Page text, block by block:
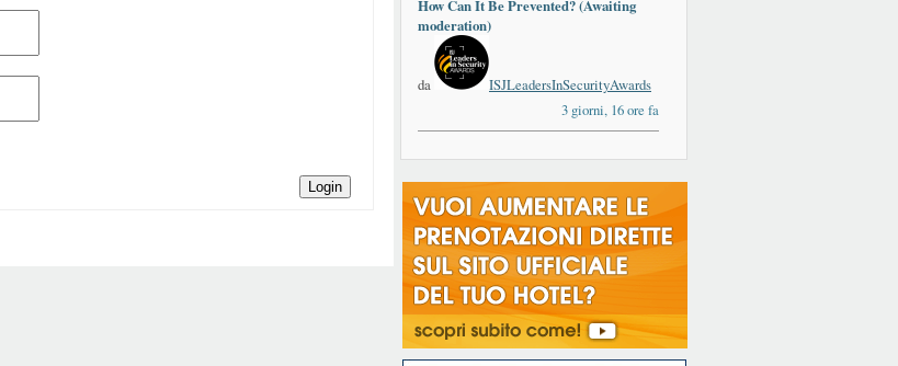
Login
How Can It Be Prevented? (Awaiting
moderation)
da
ISJLeadersInSecurityAwards
3 giorni, 16 ore fa